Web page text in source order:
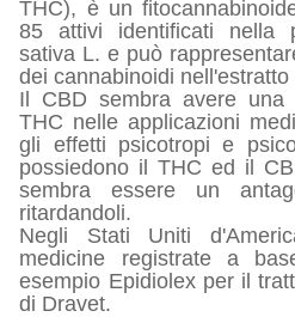
THC), è un
85 attivi identificati nella
sativa L. e può
dei cannabinoidi
Il CBD sembra avere
THC nelle applicazioni
gli effetti psicotropi e
possiedono il THC ed il
sembra essere un
ritardandoli.
Negli Stati Uniti
medicine registrate a
esempio Epidiolex per il
di Dravet.